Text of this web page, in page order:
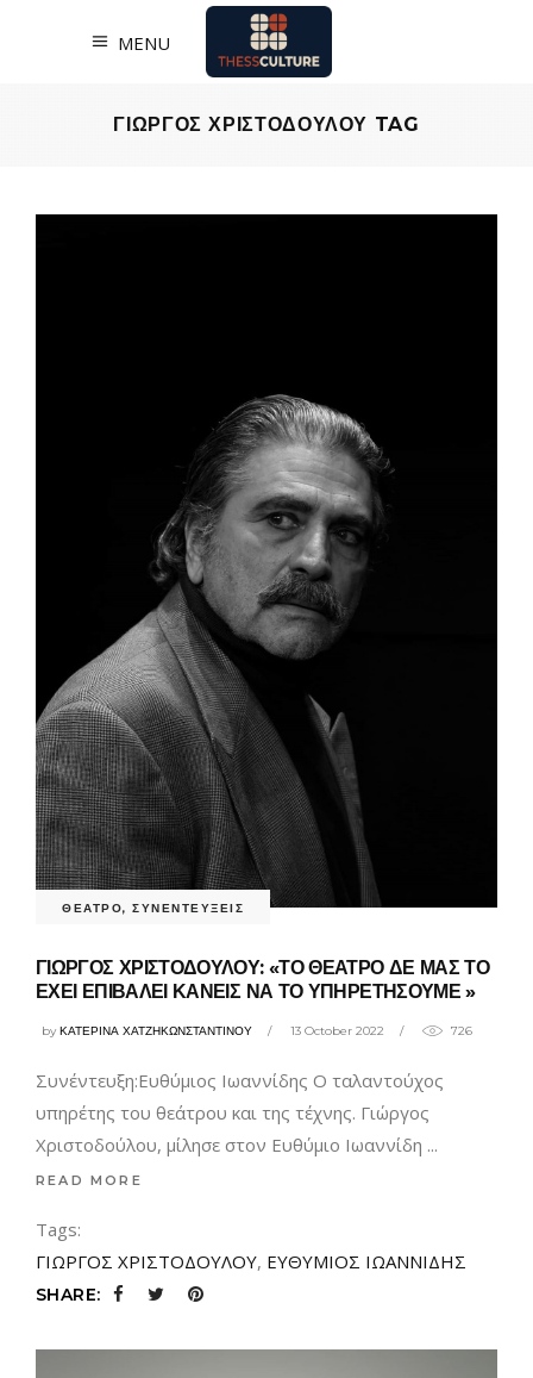
MENU
ΓΙΩΡΓΟΣ ΧΡΙΣΤΟΔΟΥΛΟΥ TAG
ΘΕΑΤΡΟ, ΣΥΝΕΝΤΕΥΞΕΙΣ
ΓΙΩΡΓΟΣ ΧΡΙΣΤΟΔΟΥΛΟΥ: «ΤΟ ΘΕΑΤΡΟ ΔΕ ΜΑΣ ΤΟ
ΕΧΕΙ ΕΠΙΒΑΛΕΙ ΚΑΝΕΙΣ ΝΑ ΤΟ ΥΠΗΡΕΤΗΣΟΥΜΕ »
byΚΑΤΕΡΙΝΑ ΧΑΤΖΗΚΩΝΣΤΑΝΤΙΝΟΥ 13 October 2022 726
Συνέντευξη:Ευθύμιος Ιωαννίδης Ο ταλαντούχος
υπηρέτης του θεάτρου και της τέχνης. Γιώργος
Χριστοδούλου, μίλησε στον Ευθύμιο Ιωαννίδη
READ MORE
Tags:
ΓΙΩΡΓΟΣ ΧΡΙΣΤΟΔΟΥΛΟΥ, ΕΥΘΥΜΙΟΣ ΙΩΑΝΝΙΔΗΣ
SHARE: